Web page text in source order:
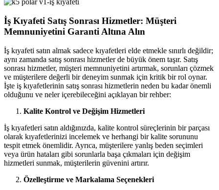
İş Kıyafeti Satış Sonrası Hizmetler: Müşteri
Memnuniyetini Garanti Altına Alın
İş kıyafeti satın almak sadece kıyafetleri elde etmekle sınırlı değildir;
aynı zamanda satış sonrası hizmetler de büyük önem taşır. Satış
sonrası hizmetler, müşteri memnuniyetini artırmak, sorunları çözmek
ve müşterilere değerli bir deneyim sunmak için kritik bir rol oynar.
İşte iş kıyafetlerinin satış sonrası hizmetlerin neden bu kadar önemli
olduğunu ve neler içerebileceğini açıklayan bir rehber:
Kalite Kontrol ve Değişim Hizmetleri
İş kıyafetleri satın aldığınızda, kalite kontrol süreçlerinin bir parçası
olarak kıyafetlerinizi incelemek ve herhangi bir kalite sorununu
tespit etmek önemlidir. Ayrıca, müşterilere yanlış beden seçimleri
veya ürün hataları gibi sorunlarla başa çıkmaları için değişim
hizmetleri sunmak, müşterilerin güvenini artırır.
Özelleştirme ve Markalama Seçenekleri